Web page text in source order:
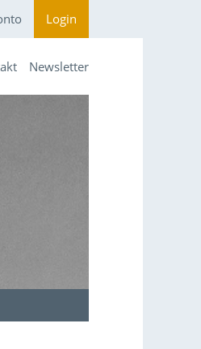
Login
Newsletter